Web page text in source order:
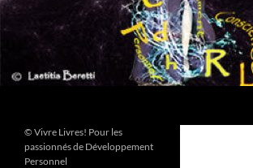
© Vivre Livres! Pour les
passionnés de Développement
Personnel